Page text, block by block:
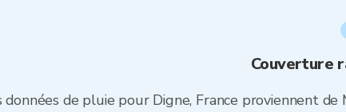
Couverture
données de pluie pour Digne, France proviennent